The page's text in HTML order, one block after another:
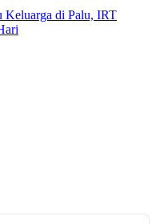
Keluarga di Palu, IRT